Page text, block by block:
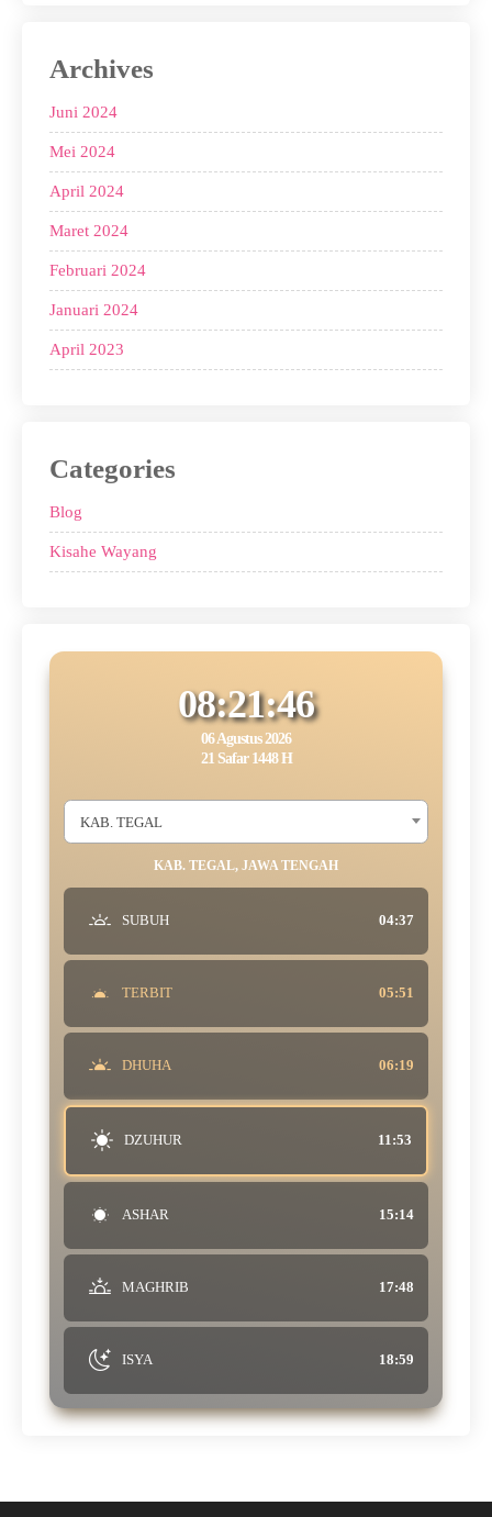
Archives
Juni 2024
Mei 2024
April 2024
Maret 2024
Februari 2024
Januari 2024
April 2023
Categories
Blog
Kisahe Wayang
08:21:46
06 Agustus 2026
21 Safar 1448 H
KAB. TEGAL
KAB. TEGAL, JAWA TENGAH
SUBUH 04:37
TERBIT 05:51
DHUHA 06:19
DZUHUR 11:53
ASHAR 15:14
MAGHRIB 17:48
ISYA 18:59